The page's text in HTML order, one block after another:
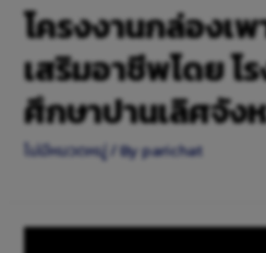
โครงงานกล่องเ
เสริมอาชีพโดย โ
ศึกษาปานเลิศจัง
ไม่มีหมวดหมู่/ Byparichat